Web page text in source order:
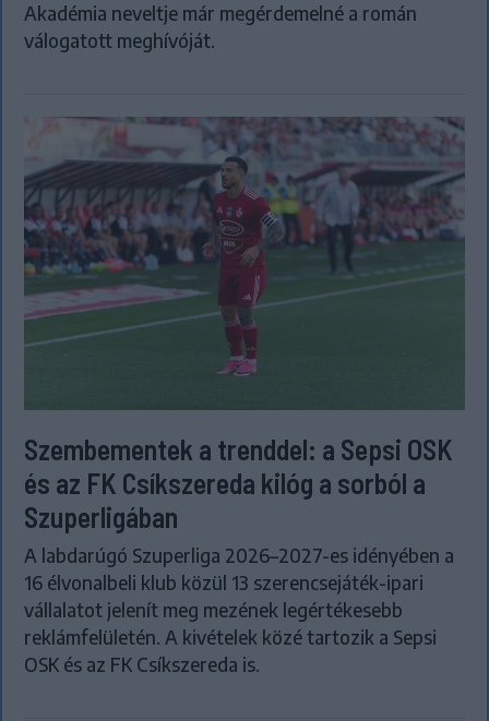
Akadémia neveltje már megérdemelné a román
válogatott meghívóját.
Szembementek a trenddel: a Sepsi OSK
és az FK Csíkszereda kilóg a sorból a
Szuperligában
A labdarúgó Szuperliga 2026–2027-es idényében a
16 élvonalbeli klub közül 13 szerencsejáték-ipari
vállalatot jelenít meg mezének legértékesebb
reklámfelületén. A kivételek közé tartozik a Sepsi
OSK és az FK Csíkszereda is.